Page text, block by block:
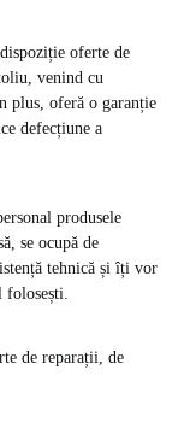
oferte de
venind cu
plus, oferă o garanție
defecțiune a
produsele
se ocupă de
tehnică și îți vor
folosești.
de reparații, de